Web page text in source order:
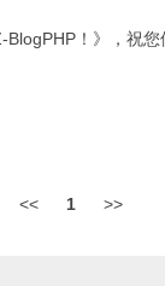
！》，祝
<< 1 >>